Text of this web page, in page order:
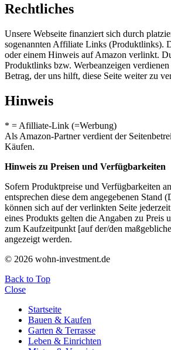
Rechtliches
Unsere Webseite finanziert sich durch
sogenannten Affiliate Links (Produktlinks).
oder einem Hinweis auf Amazon verlinkt.
Produktlinks bzw. Werbeanzeigen
Betrag, der uns hilft, diese Seite weiter zu
Hinweis
* = Afilliate-Link (=Werbung)
Als Amazon-Partner verdient der
Käufen.
Hinweis zu Preisen und Verfügbarkeiten
Sofern Produktpreise und Verfügbarkeiten
entsprechen diese dem angegebenen Stand
können sich auf der verlinkten Seite
eines Produkts gelten die Angaben zu Preis
zum Kaufzeitpunkt [auf der/den
angezeigt werden.
© 2026 wohn-investment.de
Back to Top
Close
Startseite
Bauen & Kaufen
Garten & Terrasse
Leben & Einrichten